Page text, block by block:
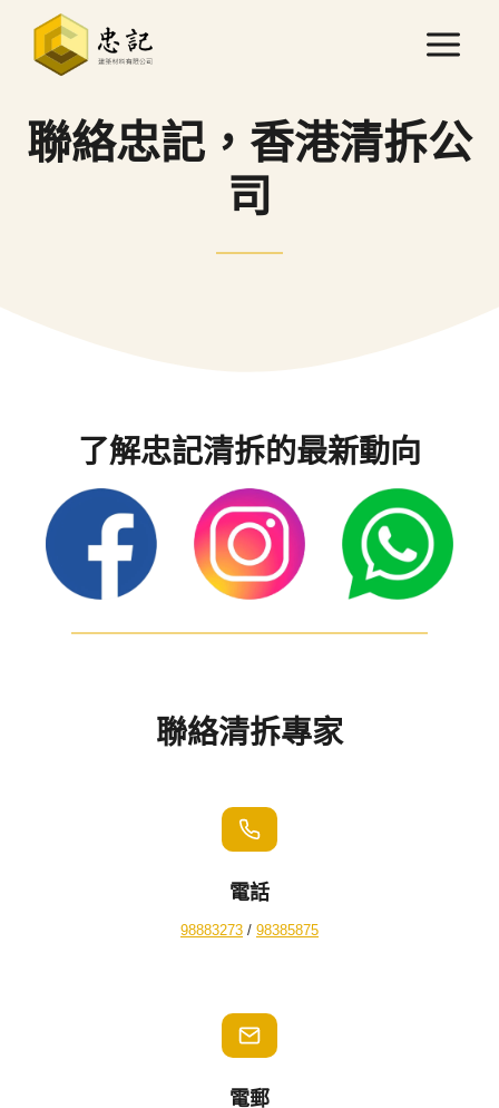
content
聯絡忠記，香港清拆公
司
了解忠記清拆的最新動向
聯絡清拆專家
電話
98883273 / 98385875
電郵